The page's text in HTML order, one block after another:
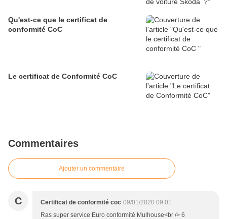
Qu'est-ce que le certificat de
conformité CoC
Le certificat de Conformité CoC
Commentaires
Ajouter un commentaire
C Certificat de conformité coc 09/01/2020 09:01
Ras super service Euro conformité Mulhouse<br /> 6